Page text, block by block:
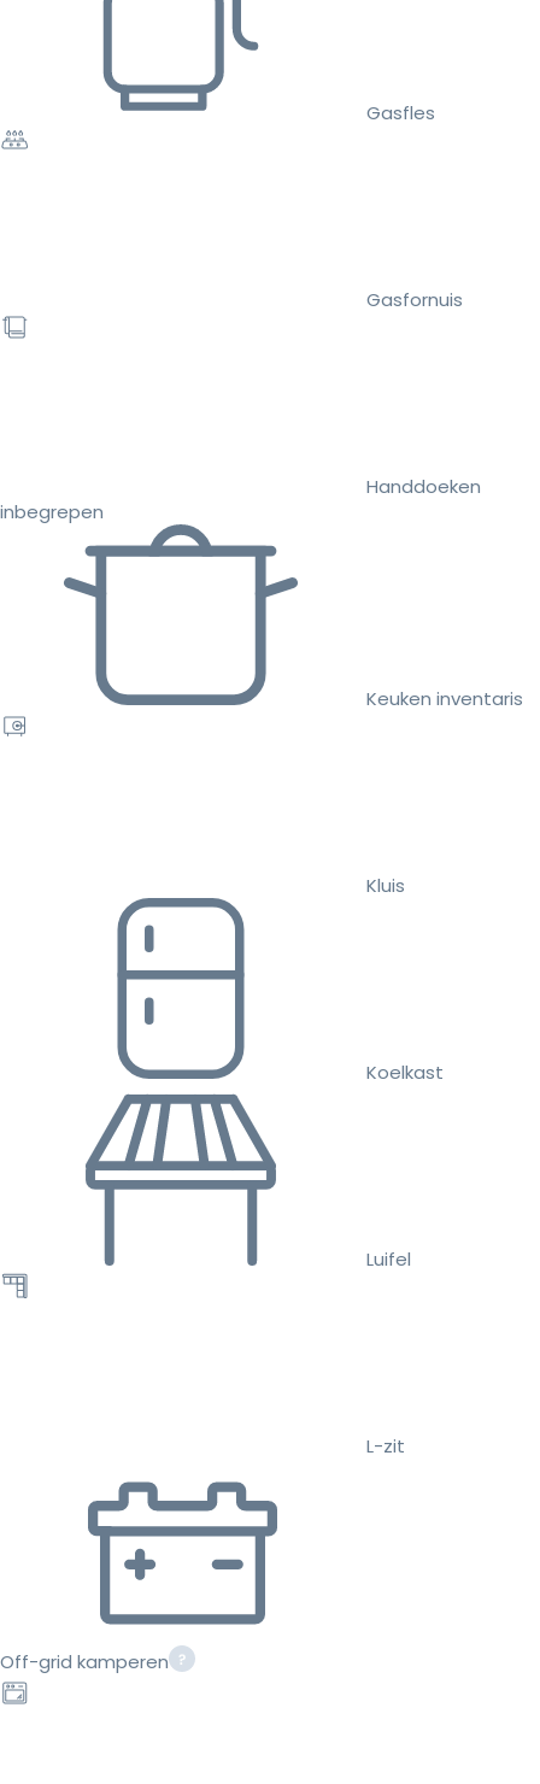
Gasfles
Gasfornuis
Handdoeken
inbegrepen
Keuken inventaris
Kluis
Koelkast
Luifel
L-zit
Off-grid kamperen